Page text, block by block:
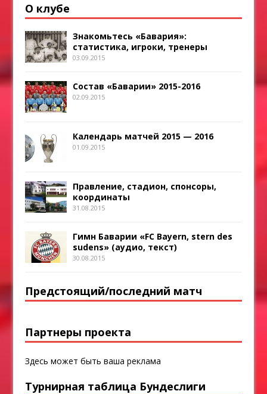
О клубе
Знакомьтесь «Бавария»:
статистика, игроки, тренеры
03.09.2015
Состав «Баварии» 2015-2016
02.09.2015
Календарь матчей 2015 — 2016
01.09.2015
Правление, стадион, спонсоры,
координаты
31.08.2015
Гимн Баварии «FC Bayern, stern des
sudens» (аудио, текст)
30.08.2015
Предстоящий/последний матч
Партнеры проекта
Здесь может быть ваша реклама
Турнирная таблица Бундеслиги